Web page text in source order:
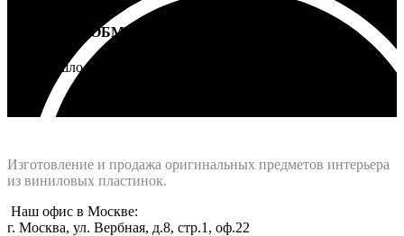
ВОЗВРАТ И ОБМЕН
Не подошло - вернем деньги
Изготовление и продажа оригинальных предметов интерьера
из виниловых пластинок.
Наш офис в Москве:
г. Москва, ул. Вербная, д.8, стр.1, оф.22